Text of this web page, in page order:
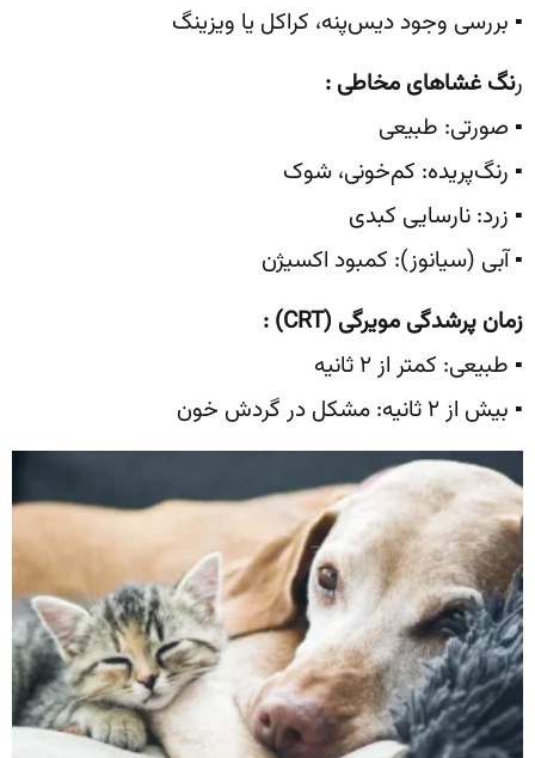
▪️ بررسی وجود دیس‌پنه، کراکل یا ویزینگ
رنگ غشاهای مخاطی :
▪️ صورتی: طبیعی
▪️ رنگ‌پریده: کم‌خونی، شوک
▪️ زرد: نارسایی کبدی
▪️ آبی (سیانوز): کمبود اکسیژن
زمان پرشدگی مویرگی (CRT)
:
▪️ طبیعی: کمتر از ۲ ثانیه
▪️ بیش از ۲ ثانیه: مشکل در گردش خون